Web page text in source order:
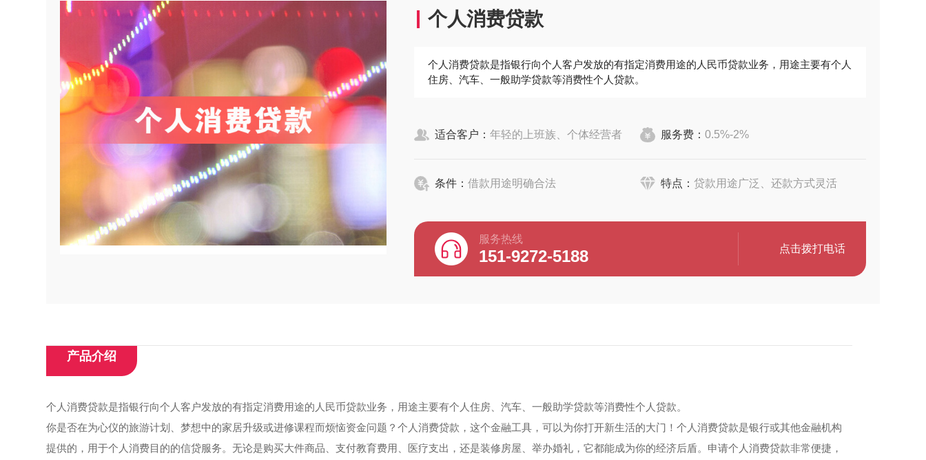
个人消费贷款
个人消费贷款是指银行向个人客户发放的有指定消费用途的人民币贷款业务，用途主要有个人
住房、汽车、一般助学贷款等消费性个人贷款。
适合客户： 年轻的上班族、个体经营者 服务费： 0.5%-2%
条件： 借款用途明确合法 特点： 贷款用途广泛、还款方式灵活
服务热线
151-9272-5188 点击拨打电话
产品介绍
个人消费贷款是指银行向个人客户发放的有指定消费用途的人民币贷款业务，用途主要有个人住房、汽车、一般助学贷款等消费性个人贷款。
你是否在为心仪的旅游计划、梦想中的家居升级或进修课程而烦恼资金问题？个人消费贷款，这个金融工具，可以为你打开新生活的大门！个人消费贷款是银行或其他金融机构
提供的，用于个人消费目的的信贷服务。无论是购买大件商品、支付教育费用、医疗支出，还是装修房屋、举办婚礼，它都能成为你的经济后盾。申请个人消费贷款非常便捷，